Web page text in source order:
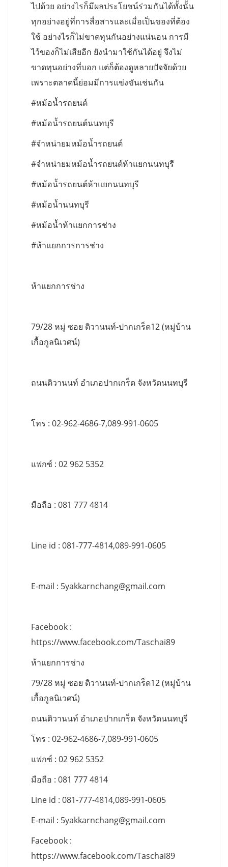
ไปด้วย อย่างไรก็มีผลประโยชน์ร่วมกันได้ทั้งนั้น
ทุกอย่างอยู่ที่การสื่อสารและเมื่อเป็นของที่ต้อง
ใช้ อย่างไรก็ไม่ขาดทุนกันอย่างแน่นอน การมี
ไว้ของก็ไม่เสียอีก ยังนำมาใช้กันได้อยู่ จึงไม่
ขาดทุนอย่างที่บอก แต่ก็ต้องดูหลายปัจจัยด้วย
เพราะตลาดนี้ย่อมมีการแข่งขันเช่นกัน
#หม้อน้ำรถยนต์
#หม้อน้ำรถยนต์นนทบุรี
#จำหน่ายมหม้อน้ำรถยนต์
#จำหน่ายมหม้อน้ำรถยนต์ห้าแยกนนทบุรี
#หม้อน้ำรถยนต์ห้าแยกนนทบุรี
#หม้อน้ำนนทบุรี
#หม้อน้ำห้าแยกการช่าง
#ห้าแยกการการช่าง
ห้าแยกการช่าง
79/28 หมู่ ซอย ติวานนท์-ปากเกร็ด12 (หมู่บ้าน
เกื้อกูลนิเวศน์)
ถนนติวานนท์ อำเภอปากเกร็ด จังหวัดนนทบุรี
โทร : 02-962-4686-7,089-991-0605
แฟกซ์ : 02 962 5352
มือถือ : 081 777 4814
Line id : 081-777-4814,089-991-0605
E-mail : 5yakkarnchang@gmail.com
Facebook :
https://www.facebook.com/Taschai89
ห้าแยกการช่าง
79/28 หมู่ ซอย ติวานนท์-ปากเกร็ด12 (หมู่บ้าน
เกื้อกูลนิเวศน์)
ถนนติวานนท์ อำเภอปากเกร็ด จังหวัดนนทบุรี
โทร : 02-962-4686-7,089-991-0605
แฟกซ์ : 02 962 5352
มือถือ : 081 777 4814
Line id : 081-777-4814,089-991-0605
E-mail : 5yakkarnchang@gmail.com
Facebook :
https://www.facebook.com/Taschai89